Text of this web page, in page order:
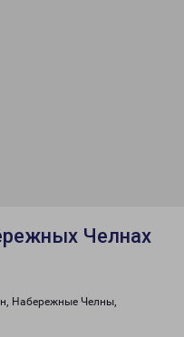
Челнах
Набережные Челны,